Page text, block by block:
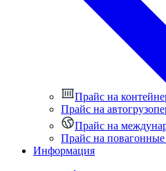
Прайс на
Прайс на
Прайс на
Прайс на
Информация